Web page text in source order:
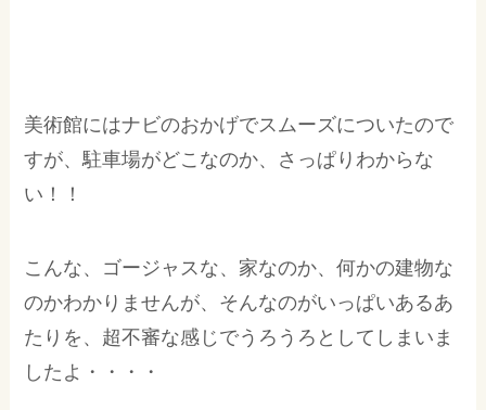
美術館にはナビのおかげでスムーズについたので
すが、駐車場がどこなのか、さっぱりわからな
い！！
こんな、ゴージャスな、家なのか、何かの建物な
のかわかりませんが、そんなのがいっぱいあるあ
たりを、超不審な感じでうろうろとしてしまいま
したよ・・・・